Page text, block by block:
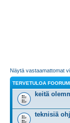
Näytä vastaamattomat
TERVETULOA
keitä
teknisiä